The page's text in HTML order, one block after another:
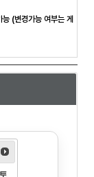
(변경가능 여부는 게
토